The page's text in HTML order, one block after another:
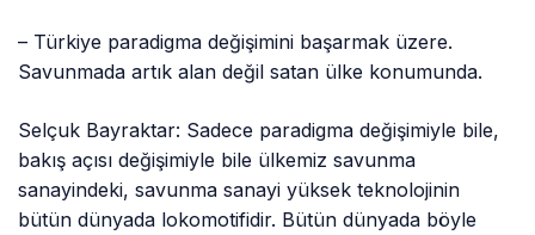
– Türkiye paradigma değişimini başarmak üzere.
Savunmada artık alan değil satan ülke konumunda.
Selçuk Bayraktar: Sadece paradigma değişimiyle bile,
bakış açısı değişimiyle bile ülkemiz savunma
sanayindeki, savunma sanayi yüksek teknolojinin
bütün dünyada lokomotifidir. Bütün dünyada böyle